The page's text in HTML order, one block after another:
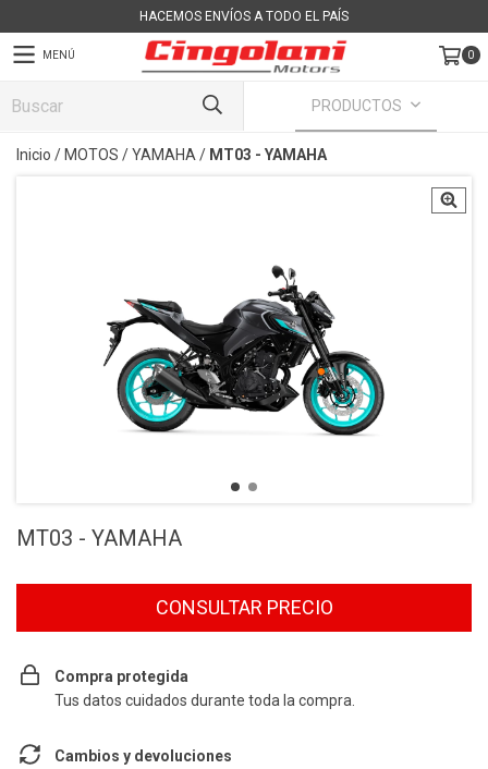
HACEMOS ENVÍOS A TODO EL PAÍS
MENÚ 0
PRODUCTOS
Inicio / MOTOS /YAMAHA / MT03 - YAMAHA
MT03 - YAMAHA
Compra protegida
Tus datos cuidados durante toda la compra.
Cambios y devoluciones